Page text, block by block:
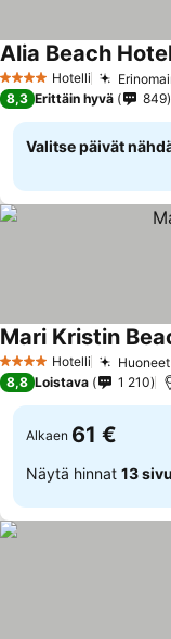
4 Tähtiluokitus
Hotelli
Alia Beach
8,3 Erittäin hyvä 849
Valitse päivät
4 Tähtiluokitus
Hotelli
Mari Kristin
8,8 Loistava 1 210
Alkaen 61 €
Näytä hinnat 13